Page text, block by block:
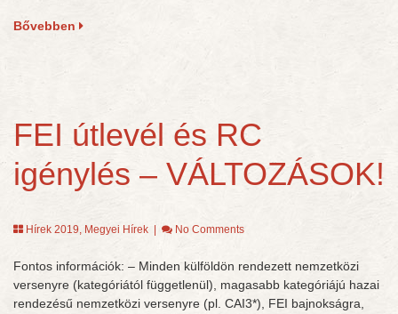
Bővebben
FEI útlevél és RC
igénylés – VÁLTOZÁSOK!
Hírek 2019, Megyei Hírek No Comments
Fontos információk: – Minden külföldön rendezett nemzetközi
versenyre (kategóriától függetlenül), magasabb kategóriájú hazai
rendezésű nemzetközi versenyre (pl. CAI3*), FEI bajnokságra,